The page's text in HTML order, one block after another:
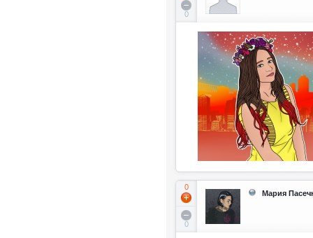
0
0
0
Мария